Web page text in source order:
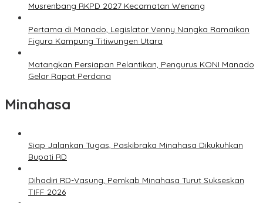
Musrenbang RKPD 2027 Kecamatan Wenang
Pertama di Manado, Legislator Venny Nangka Ramaikan
Figura Kampung Titiwungen Utara
Matangkan Persiapan Pelantikan, Pengurus KONI Manado
Gelar Rapat Perdana
Minahasa
Siap Jalankan Tugas, Paskibraka Minahasa Dikukuhkan
Bupati RD
Dihadiri RD-Vasung, Pemkab Minahasa Turut Sukseskan
TIFF 2026